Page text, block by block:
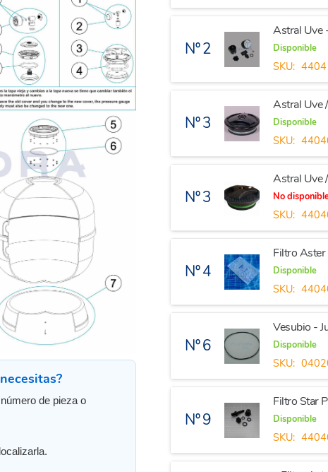
de pieza o
Nº 2
Astral Uve
Disponible
SKU:
Nº 3
Astral Uve
Disponible
SKU:
Nº 3
Astral Uve
No
SKU:
Nº 4
Filtro
Disponible
SKU:
Nº 6
Vesubio -
Disponible
SKU:
Nº 9
Filtro Star
Disponible
SKU: